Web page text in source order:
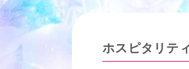
ホスピタリテ